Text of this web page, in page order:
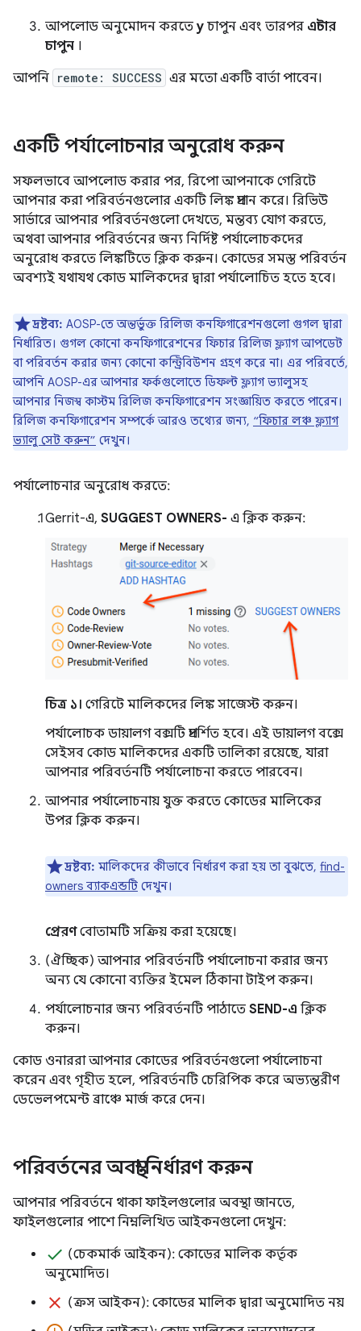
আপলোড অনুমোদন করতে y চাপুন এবং তারপর এন্টার
চাপুন ।
আপনি remote: SUCCESS এর মতো একটি বার্তা পাবেন।
একটি পর্যালোচনার অনুরোধ করুন
সফলভাবে আপলোড করার পর, রিপো আপনাকে গেরিটে
আপনার করা পরিবর্তনগুলোর একটি লিঙ্ক প্রদান করে। রিভিউ
সার্ভারে আপনার পরিবর্তনগুলো দেখতে, মন্তব্য যোগ করতে,
অথবা আপনার পরিবর্তনের জন্য নির্দিষ্ট পর্যালোচকদের
অনুরোধ করতে লিঙ্কটিতে ক্লিক করুন। কোডের সমস্ত পরিবর্তন
অবশ্যই যথাযথ কোড মালিকদের দ্বারা পর্যালোচিত হতে হবে।
দ্রষ্টব্য: AOSP-তে অন্তর্ভুক্ত রিলিজ কনফিগারেশনগুলো গুগল দ্বারা
নির্ধারিত। গুগল কোনো কনফিগারেশনের ফিচার রিলিজ ফ্ল্যাগ আপডেট
বা পরিবর্তন করার জন্য কোনো কন্ট্রিবিউশন গ্রহণ করে না। এর পরিবর্তে,
আপনি AOSP-এর আপনার ফর্কগুলোতে ডিফল্ট ফ্ল্যাগ ভ্যালুসহ
আপনার নিজস্ব কাস্টম রিলিজ কনফিগারেশন সংজ্ঞায়িত করতে পারেন।
রিলিজ কনফিগারেশন সম্পর্কে আরও তথ্যের জন্য, “ফিচার লঞ্চ ফ্ল্যাগ
ভ্যালু সেট করুন” দেখুন।
পর্যালোচনার অনুরোধ করতে:
Gerrit-এ, SUGGEST OWNERS- এ ক্লিক করুন:
চিত্র ১। গেরিটে মালিকদের লিঙ্ক সাজেস্ট করুন।
পর্যালোচক ডায়ালগ বক্সটি প্রদর্শিত হবে। এই ডায়ালগ বক্সে
সেইসব কোড মালিকদের একটি তালিকা রয়েছে, যারা
আপনার পরিবর্তনটি পর্যালোচনা করতে পারবেন।
আপনার পর্যালোচনায় যুক্ত করতে কোডের মালিকের
উপর ক্লিক করুন।
দ্রষ্টব্য: মালিকদের কীভাবে নির্ধারণ করা হয় তা বুঝতে, find-
owners ব্যাকএন্ডটি দেখুন।
প্রেরণবোতামটি সক্রিয় করা হয়েছে।
(ঐচ্ছিক) আপনার পরিবর্তনটি পর্যালোচনা করার জন্য
অন্য যে কোনো ব্যক্তির ইমেল ঠিকানা টাইপ করুন।
পর্যালোচনার জন্য পরিবর্তনটি পাঠাতে SEND-এ ক্লিক
করুন।
কোড ওনাররা আপনার কোডের পরিবর্তনগুলো পর্যালোচনা
করেন এবং গৃহীত হলে, পরিবর্তনটি চেরিপিক করে অভ্যন্তরীণ
ডেভেলপমেন্ট ব্রাঞ্চে মার্জ করে দেন।
পরিবর্তনের অবস্থা নির্ধারণ করুন
আপনার পরিবর্তনে থাকা ফাইলগুলোর অবস্থা জানতে,
ফাইলগুলোর পাশে নিম্নলিখিত আইকনগুলো দেখুন:
done (চেকমার্ক আইকন): কোডের মালিক কর্তৃক
অনুমোদিত।
clear (ক্রস আইকন): কোডের মালিক দ্বারা অনুমোদিত নয়